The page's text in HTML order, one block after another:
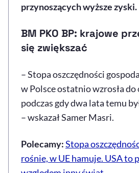
przynoszących wyższe zyski.
BM PKO BP: krajowe
się zwiększać
– Stopa oszczędności
w Polsce ostatnio wzrosła do
podczas gdy dwa lata temu
– wskazał Samer Masri.
Polecamy:Stopa
rośnie, w UE hamuje. USA to